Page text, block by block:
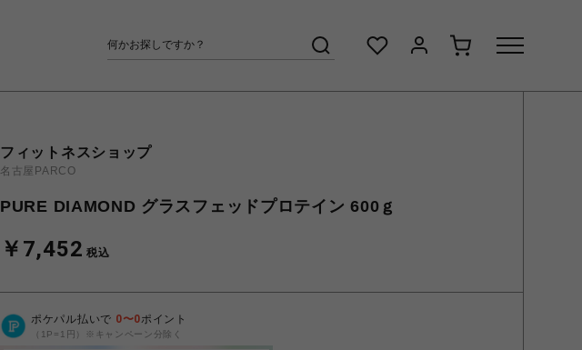
フィットネスショップ
名古屋PARCO
PURE DIAMOND グラスフェッドプロテイン 600ｇ
￥7,452 税込
ポケパル払いで 0〜0ポイント
（1P=1円）※キャンペーン分除く